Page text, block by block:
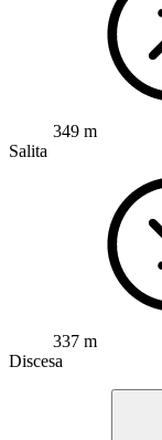
349 m
Salita
337 m
Discesa